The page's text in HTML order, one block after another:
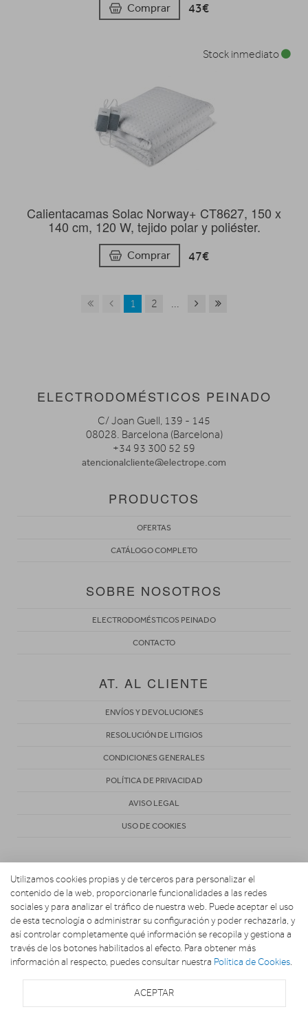
Comprar 43€
Calientacamas Solac Norway+ CT8627, 150 x
140 cm, 120 W, tejido polar y poliéster.
Comprar 47€
Stock inmediato
1 2 ...
ELECTRODOMÉSTICOS PEINADO
C/ Joan Guell, 139 - 145
08028. Barcelona (Barcelona)
+34 93 300 52 59
atencionalcliente@electrope.com
PRODUCTOS
OFERTAS
CATÁLOGO COMPLETO
SOBRE NOSOTROS
ELECTRODOMÉSTICOS PEINADO
CONTACTO
AT. AL CLIENTE
ENVÍOS Y DEVOLUCIONES
RESOLUCIÓN DE LITIGIOS
CONDICIONES GENERALES
POLÍTICA DE PRIVACIDAD
AVISO LEGAL
USO DE COOKIES
Copyright 2026. Electrodomésticos Peinado
Utilizamos cookies propias y de terceros para personalizar el
contenido de la web, proporcionarle funcionalidades a las redes
sociales y para analizar el tráfico de nuestra web. Puede aceptar el uso
de esta tecnología o administrar su configuración y poder rechazarla, y
así controlar completamente qué información se recopila y gestiona a
través de los botones habilitados al efecto. Para obtener más
información al respecto, puedes consultar nuestra Política de Cookies.
ACEPTAR